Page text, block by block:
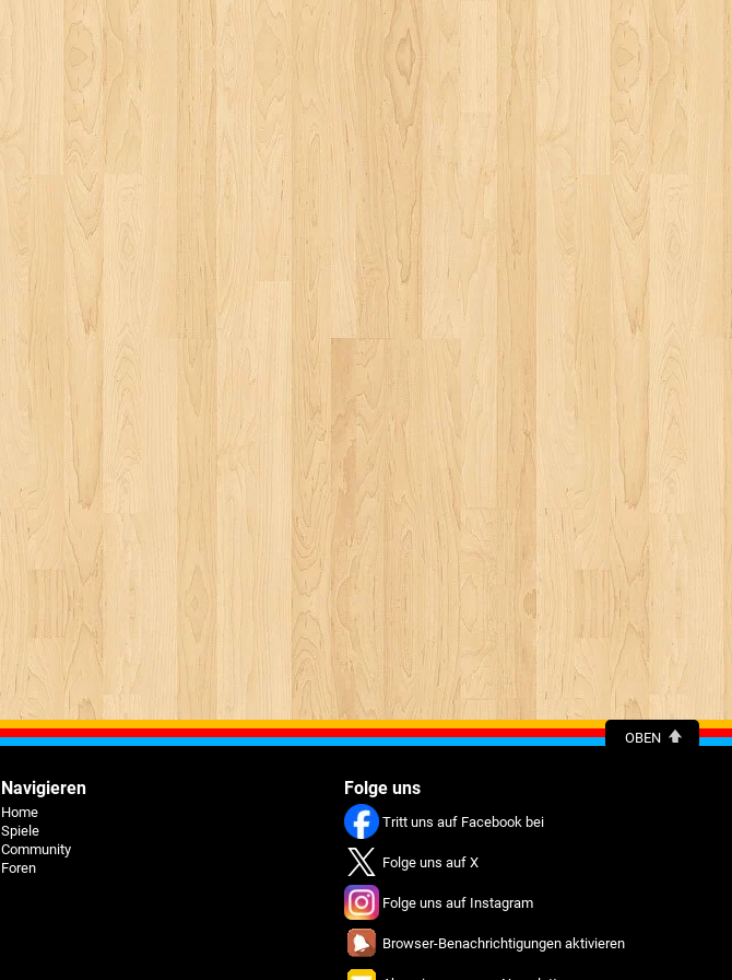
OBEN
Navigieren
Home
Spiele
Community
Foren
Folge uns
Tritt uns auf Facebook bei
Folge uns auf X
Folge uns auf Instagram
Browser-Benachrichtigungen aktivieren